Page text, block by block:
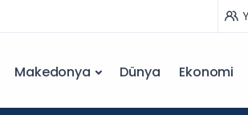
Makedonya Dünya Ekonomi